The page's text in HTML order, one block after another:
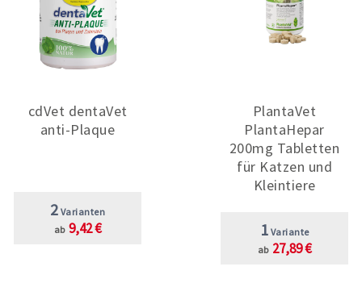
cdVet dentaVet
anti-Plaque
2 Varianten
ab 9,42 €
PlantaVet
PlantaHepar
200mg Tabletten
für Katzen und
Kleintiere
1 Variante
ab 27,89 €